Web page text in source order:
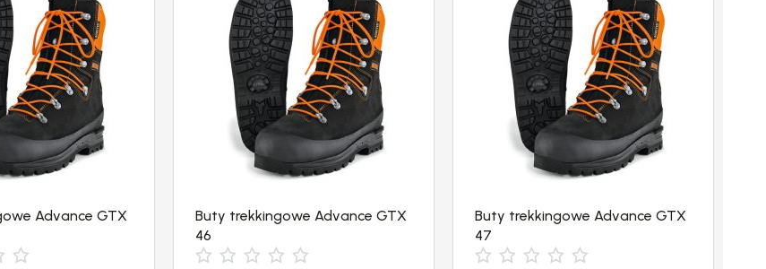
Advance GTX
Buty trekkingowe Advance GTX
46
Buty trekkingowe Advance GTX
47